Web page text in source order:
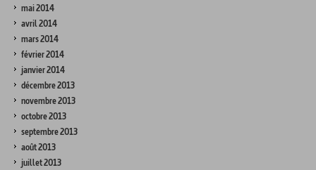
mai 2014
avril 2014
mars 2014
février 2014
janvier 2014
décembre 2013
novembre 2013
octobre 2013
septembre 2013
août 2013
juillet 2013